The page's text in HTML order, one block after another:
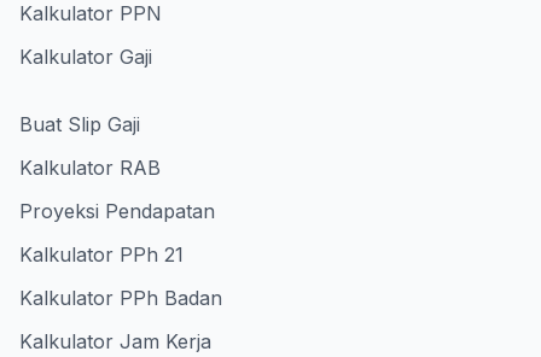
Kalkulator PPN
Kalkulator Gaji
Buat Slip Gaji
Kalkulator RAB
Proyeksi Pendapatan
Kalkulator PPh 21
Kalkulator PPh Badan
Kalkulator Jam Kerja